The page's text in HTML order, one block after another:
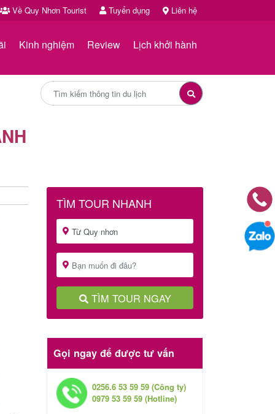
Về Quy Nhơn Tourist Tuyển dụng Liên hệ
Kinh nghiệm Review Lịch khởi hành
TÌM TOUR NHANH
TÌM TOUR NGAY
Gọi ngay để được tư vấn
0256.6 53 59 59 (Công ty)
0979 53 59 59 (Hotline)